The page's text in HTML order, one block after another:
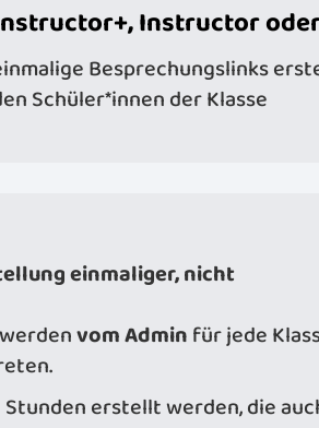
Instructor
Besprechungslinks
Schüler*innen der Klasse
einmaliger, nicht
vom Adminfür jede
erstellt werden, die